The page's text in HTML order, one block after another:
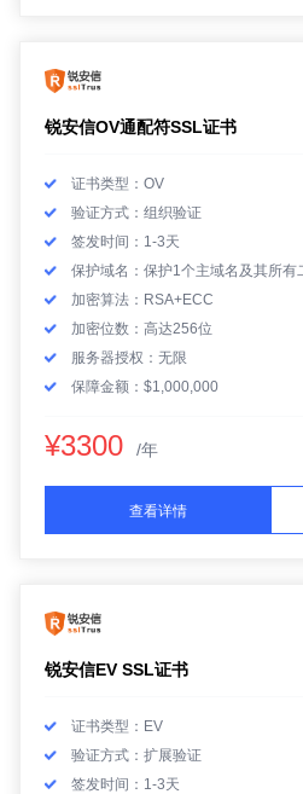
锐安信OV通配符SSL证书
证书类型：OV
验证方式：组织验证
签发时间：1-3天
保护域名：保护1个主域名及其所有
加密算法：RSA+ECC
加密位数：高达256位
服务器授权：无限
保障金额：$1,000,000
¥3300 /年
查看详情
锐安信EV SSL证书
证书类型：EV
验证方式：扩展验证
签发时间：1-3天